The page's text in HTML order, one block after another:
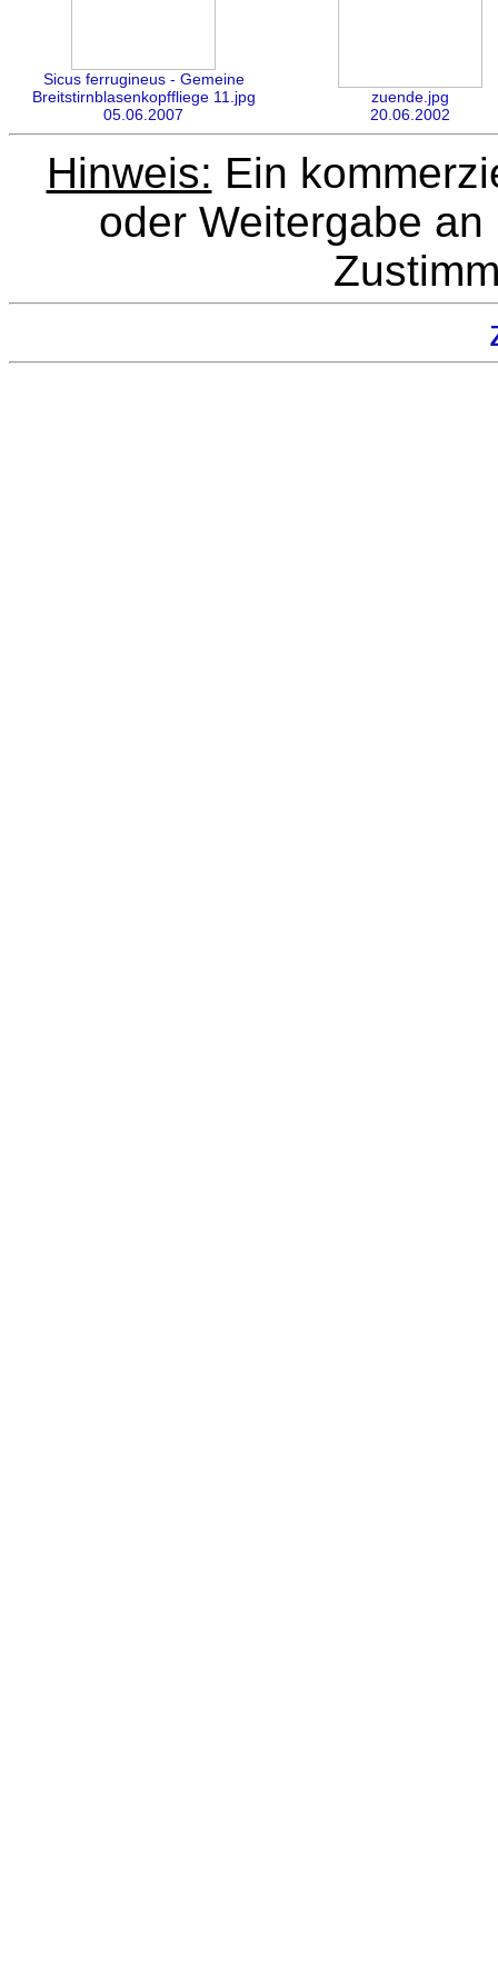
Sicus ferrugineus - Gemeine
Breitstirnblasenkopffliege 11.jpg
05.06.2007
zuende.jpg
20.06.2002
Hinweis: Ein
oder Weitergabe